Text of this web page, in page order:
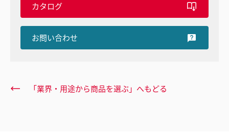
カタログ
お問い合わせ
「業界・用途から商品を選ぶ」へもどる